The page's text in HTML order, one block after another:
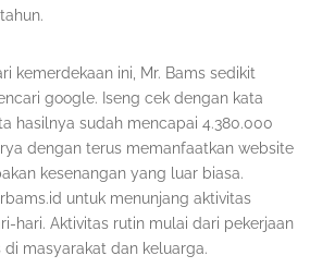
kemerdekaan ini, Mr. Bams sedikit
google. Iseng cek dengan kata
hasilnya sudah mencapai 4.380.000
dengan terus memanfaatkan website
kesenangan yang luar biasa.
untuk menunjang aktivitas
hari. Aktivitas rutin mulai dari pekerjaan
masyarakat dan keluarga.